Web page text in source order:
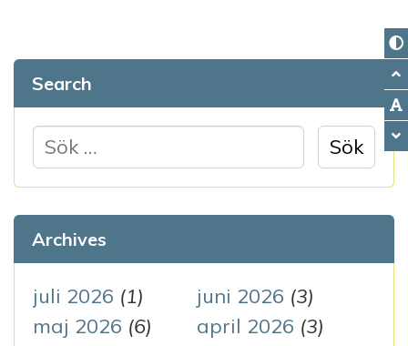
Search
ö
e
f
t
e
Archives
juli 2026 (1) juni 2026 (3)
maj 2026 (6) april 2026 (3)